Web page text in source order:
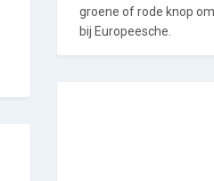
groene of rode knop
bij Europeesche.